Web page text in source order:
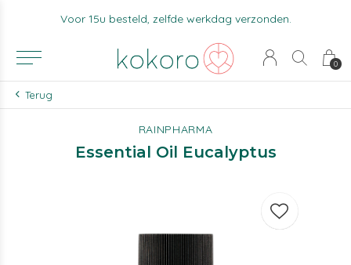
0
Voor 15u besteld, zelfde werkdag verzonden.
Terug
RAINPHARMA
Essential Oil Eucalyptus